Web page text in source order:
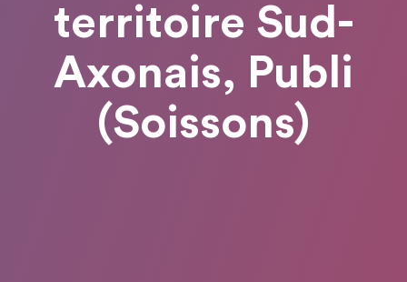
territoire Sud-
Axonais, Publi
(Soissons)